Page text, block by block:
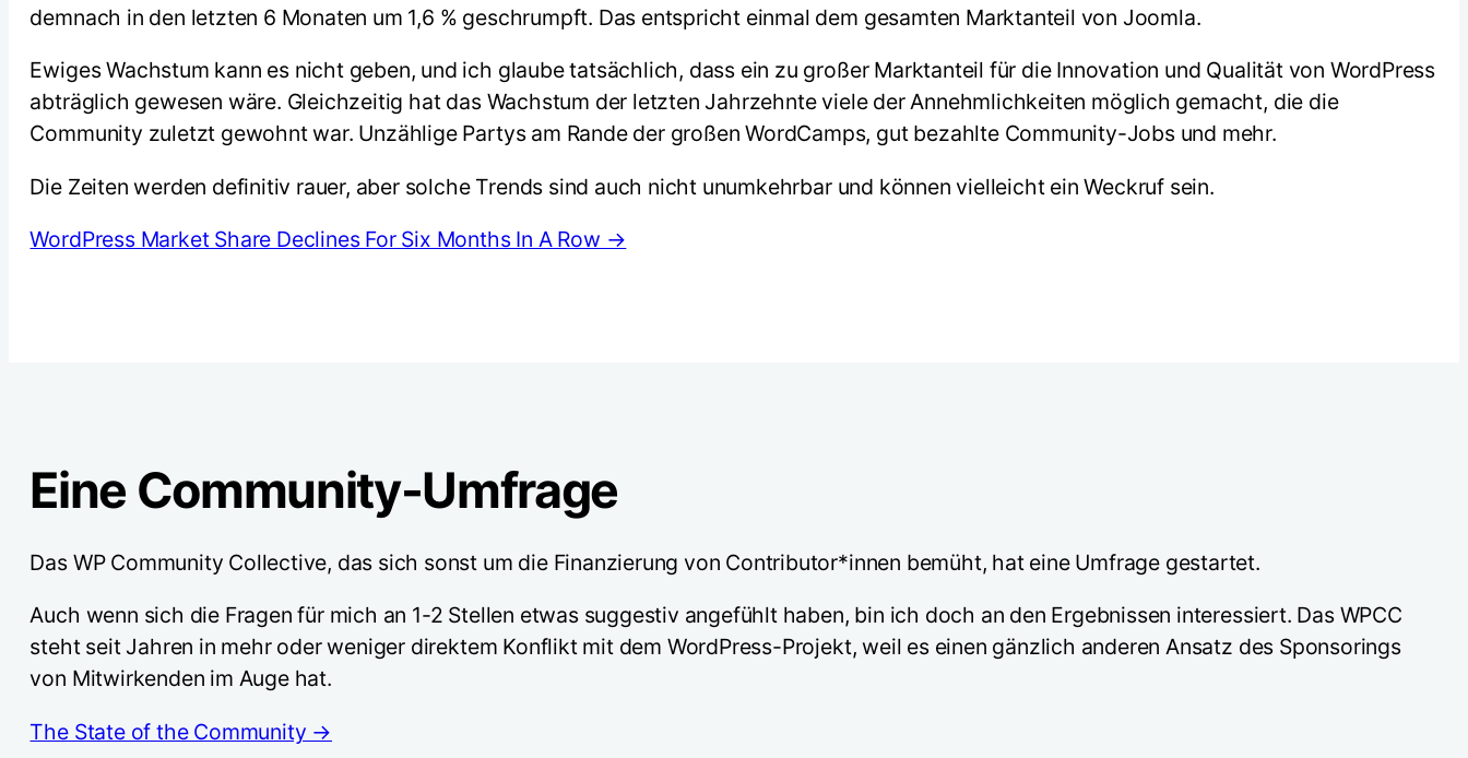
demnach in den letzten 6 Monaten um 1,6 % geschrumpft. Das entspricht einmal dem gesamten Marktanteil von Joomla.
Ewiges Wachstum kann es nicht geben, und ich glaube tatsächlich, dass ein zu großer Marktanteil für die Innovation und Qualität von WordPress
abträglich gewesen wäre. Gleichzeitig hat das Wachstum der letzten Jahrzehnte viele der Annehmlichkeiten möglich gemacht, die die
Community zuletzt gewohnt war. Unzählige Partys am Rande der großen WordCamps, gut bezahlte Community-Jobs und mehr.
Die Zeiten werden definitiv rauer, aber solche Trends sind auch nicht unumkehrbar und können vielleicht ein Weckruf sein.
WordPress Market Share Declines For Six Months In A Row →
Eine Community-Umfrage
Das WP Community Collective, das sich sonst um die Finanzierung von Contributor*innen bemüht, hat eine Umfrage gestartet.
Auch wenn sich die Fragen für mich an 1-2 Stellen etwas suggestiv angefühlt haben, bin ich doch an den Ergebnissen interessiert. Das WPCC
steht seit Jahren in mehr oder weniger direktem Konflikt mit dem WordPress-Projekt, weil es einen gänzlich anderen Ansatz des Sponsorings
von Mitwirkenden im Auge hat.
The State of the Community →